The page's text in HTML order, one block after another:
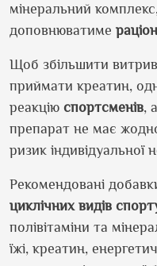
мінеральний
доповнюватиме раціон
Щоб збільшити
приймати креатин,
реакцію спортсменів,
препарат не має
ризик індивідуальної
Рекомендовані
циклічних видів
полівітаміни та
їжі, креатин,